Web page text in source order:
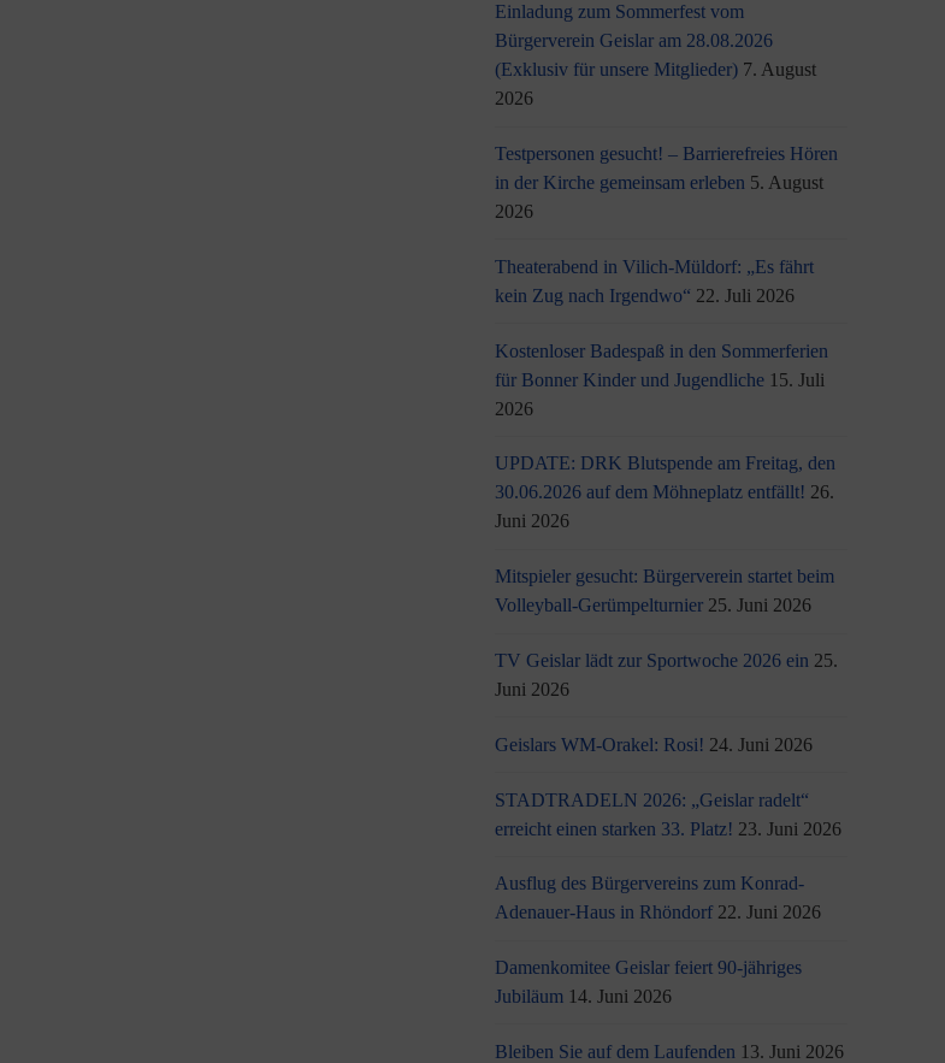
Einladung zum Sommerfest vom
Bürgerverein Geislar am 28.08.2026
(Exklusiv für unsere Mitglieder) 7. August
2026
Testpersonen gesucht! – Barrierefreies Hören
in der Kirche gemeinsam erleben 5. August
2026
Theaterabend in Vilich-Müldorf: „Es fährt
kein Zug nach Irgendwo“ 22. Juli 2026
Kostenloser Badespaß in den Sommerferien
für Bonner Kinder und Jugendliche 15. Juli
2026
UPDATE: DRK Blutspende am Freitag, den
30.06.2026 auf dem Möhneplatz entfällt! 26.
Juni 2026
Mitspieler gesucht: Bürgerverein startet beim
Volleyball-Gerümpelturnier 25. Juni 2026
TV Geislar lädt zur Sportwoche 2026 ein 25.
Juni 2026
Geislars WM-Orakel: Rosi! 24. Juni 2026
STADTRADELN 2026: „Geislar radelt“
erreicht einen starken 33. Platz! 23. Juni 2026
Ausflug des Bürgervereins zum Konrad-
Adenauer-Haus in Rhöndorf 22. Juni 2026
Damenkomitee Geislar feiert 90-jähriges
Jubiläum 14. Juni 2026
Bleiben Sie auf dem Laufenden 13. Juni 2026